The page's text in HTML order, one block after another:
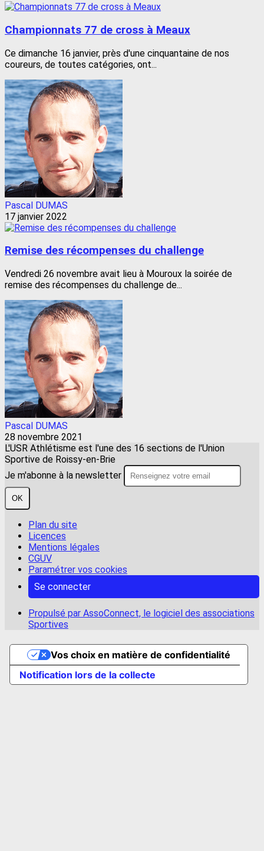
Championnats 77 de cross à Meaux
Ce dimanche 16 janvier, près d'une cinquantaine de nos
coureurs, de toutes catégories, ont...
Pascal DUMAS
17 janvier 2022
Remise des récompenses du challenge
Vendredi 26 novembre avait lieu à Mouroux la soirée de
remise des récompenses du challenge de...
Pascal DUMAS
28 novembre 2021
L'USR Athlétisme est l'une des 16 sections de l'Union
Sportive de Roissy-en-Brie
Je m'abonne à la newsletter
OK
Plan du site
Licences
Mentions légales
CGUV
Paramétrer vos cookies
Se connecter
Propulsé par AssoConnect, le logiciel des associations
Sportives
Notification lors de la collecte
Vos choix en matière de confidentialité